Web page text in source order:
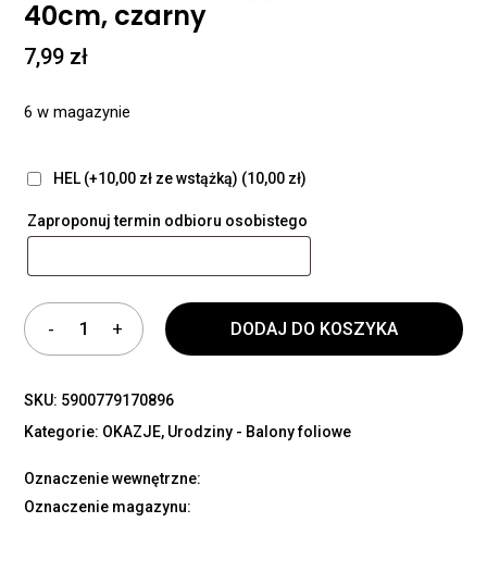
40cm, czarny
7,99 zł
6 w magazynie
HEL (+10,00 zł ze wstążką) (10,00 zł)
Zaproponuj termin odbioru osobistego
DODAJ DO KOSZYKA
SKU: 5900779170896
Kategorie: OKAZJE, Urodziny - Balony foliowe
Oznaczenie wewnętrzne:
Oznaczenie magazynu: